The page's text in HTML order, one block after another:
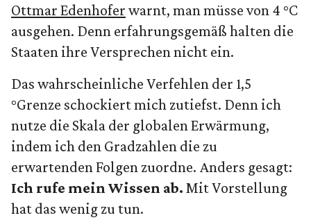
Ottmar Edenhofer warnt, man müsse von 4 °C
ausgehen. Denn erfahrungsgemäß halten die
Staaten ihre Versprechen nicht ein.
Das wahrscheinliche Verfehlen der 1,5
°Grenze schockiert mich zutiefst. Denn ich
nutze die Skala der globalen Erwärmung,
indem ich den Gradzahlen die zu
erwartenden Folgen zuordne. Anders gesagt:
Ich rufe mein Wissen ab. Mit Vorstellung
hat das wenig zu tun.